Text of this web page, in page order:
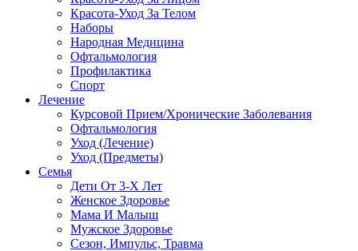
Красота-Уход За Телом
Наборы
Народная Медицина
Офтальмология
Профилактика
Спорт
Лечение
Курсовой Прием/Хронические Заболевания
Офтальмология
Уход (Лечение)
Уход (Предметы)
Семья
Дети От 3-Х Лет
Женское Здоровье
Мама И Малыш
Мужское Здоровье
Сезон, Импульс, Травма